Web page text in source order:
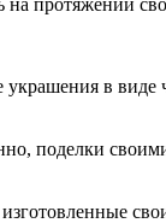
в
поделки